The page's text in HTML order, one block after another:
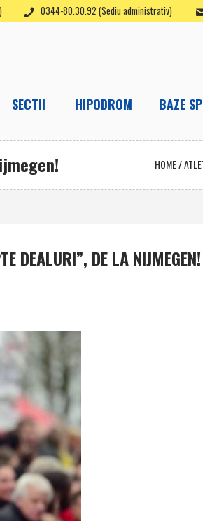
0344-80.30.92 (Sediu administrativ)
SECTII HIPODROM BAZE
HOME/
DEALURI”, DE LA NIJMEGEN!